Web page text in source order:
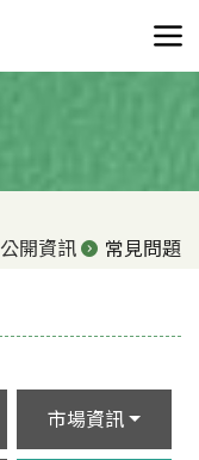
公開資訊 常見問題
市場資訊